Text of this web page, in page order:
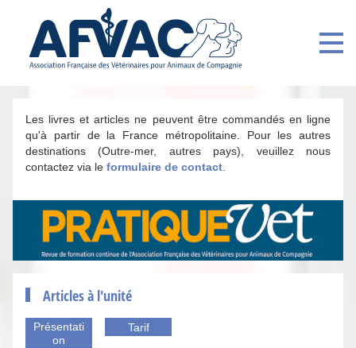
Les livres et articles ne peuvent être commandés en ligne
qu'à partir de la France métropolitaine. Pour les autres
destinations (Outre-mer, autres pays), veuillez nous
contactez via le formulaire de contact
Articles à l'unité
Présentati
on
Tarif